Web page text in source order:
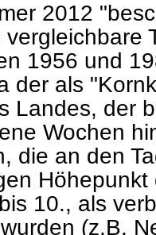
2012
1956 und
der als
Landes, der
Wochen
die an den
10., als
(z.B.